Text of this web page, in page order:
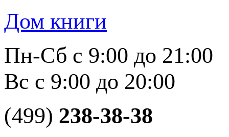
Дом книги
Пн-Сб с 9:00 до 21:00
Вс с 9:00 до 20:00
(499) 238-38-38